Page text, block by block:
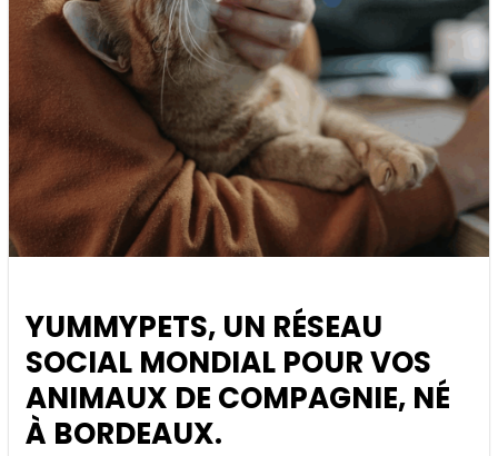
YUMMYPETS, UN RÉSEAU
SOCIAL MONDIAL POUR VOS
ANIMAUX DE COMPAGNIE, NÉ
À BORDEAUX.